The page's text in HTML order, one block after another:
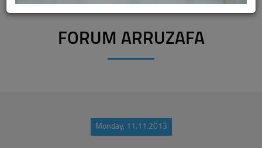
FORUM ARRUZAFA
Monday, 11.11.2013